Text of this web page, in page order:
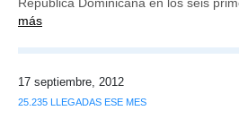
más
17 septiembre, 2012
25.235 LLEGADAS ESE MES